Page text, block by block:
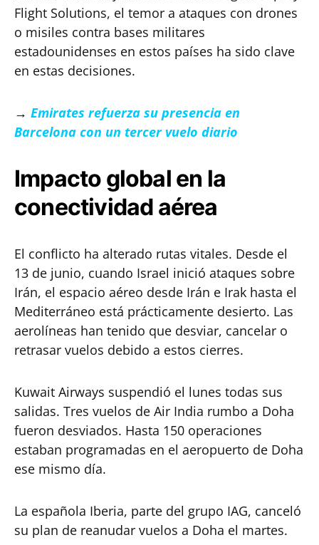
Flight Solutions, el temor a ataques con drones
o misiles contra bases militares
estadounidenses en estos países ha sido clave
en estas decisiones.
→ Emirates refuerza su presencia en
Barcelona con un tercer vuelo diario
Impacto global en la
conectividad aérea
El conflicto ha alterado rutas vitales. Desde el
13 de junio, cuando Israel inició ataques sobre
Irán, el espacio aéreo desde Irán e Irak hasta el
Mediterráneo está prácticamente desierto. Las
aerolíneas han tenido que desviar, cancelar o
retrasar vuelos debido a estos cierres.
Kuwait Airways suspendió el lunes todas sus
salidas. Tres vuelos de Air India rumbo a Doha
fueron desviados. Hasta 150 operaciones
estaban programadas en el aeropuerto de Doha
ese mismo día.
La española Iberia, parte del grupo IAG, canceló
su plan de reanudar vuelos a Doha el martes.